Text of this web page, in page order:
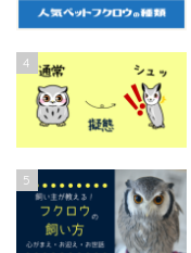
4
5